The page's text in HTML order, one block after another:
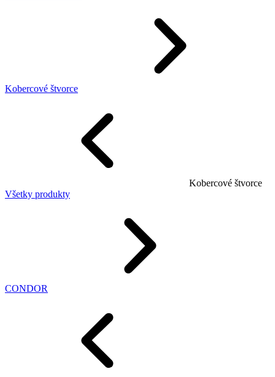
Kobercové štvorce
Kobercové štvorce
Všetky produkty
CONDOR